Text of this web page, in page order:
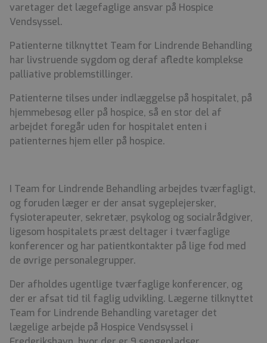
varetager det lægefaglige ansvar på Hospice
Vendsyssel.
Patienterne tilknyttet Team for Lindrende Behandling
har livstruende sygdom og deraf afledte komplekse
palliative problemstillinger.
Patienterne tilses under indlæggelse på hospitalet, på
hjemmebesøg eller på hospice, så en stor del af
arbejdet foregår uden for hospitalet enten i
patienternes hjem eller på hospice.
I Team for Lindrende Behandling arbejdes tværfagligt,
og foruden læger er der ansat sygeplejersker,
fysioterapeuter, sekretær, psykolog og socialrådgiver,
ligesom hospitalets præst deltager i tværfaglige
konferencer og har patientkontakter på lige fod med
de øvrige personalegrupper.
Der afholdes ugentlige tværfaglige konferencer, og
der er afsat tid til faglig udvikling. Lægerne tilknyttet
Team for Lindrende Behandling varetager det
lægelige arbejde på Hospice Vendsyssel i